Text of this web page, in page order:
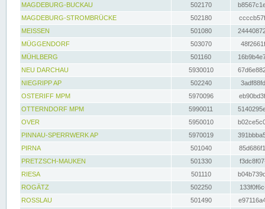
MAGDEBURG-BUCKAU
502170
MAGDEBURG-STROMBRÜCKE
502180
MEISSEN
501080
MÜGGENDORF
503070
MÜHLBERG
501160
NEU DARCHAU
5930010
NIEGRIPP AP
502240
OSTERIFF MPM
5970096
OTTERNDORF MPM
5990011
OVER
5950010
PINNAU-SPERRWERK AP
5970019
PIRNA
501040
PRETZSCH-MAUKEN
501330
RIESA
501110
ROGÄTZ
502250
ROSSLAU
501490